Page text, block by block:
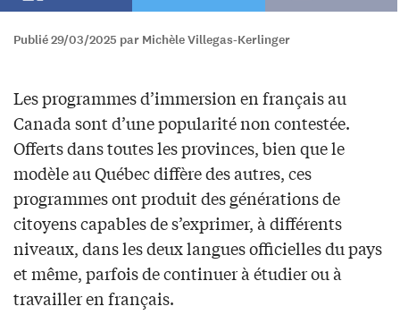
Publié 29/03/2025 par Michèle Villegas-Kerlinger
Les programmes d’immersion en français au
Canada sont d’une popularité non contestée.
Offerts dans toutes les provinces, bien que le
modèle au Québec diffère des autres, ces
programmes ont produit des générations de
citoyens capables de s’exprimer, à différents
niveaux, dans les deux langues officielles du pays
et même, parfois de continuer à étudier ou à
travailler en français.